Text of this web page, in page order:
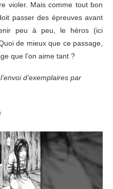
violer. Mais comme tout bon
passer des épreuves avant
peu à peu, le héros (ici
de mieux que ce passage,
que l’on aime tant ?
d’exemplaires par